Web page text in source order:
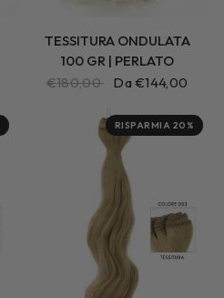
TESSITURA ONDULATA
100 GR | PERLATO
€180,00 Da €144,00
RISPARMIA 20%